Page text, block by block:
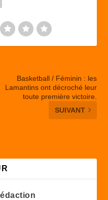
Basketball / Féminin : les
Lamantins ont décroché leur
toute première victoire.
SUIVANT